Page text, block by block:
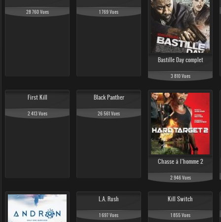
28 760 Vues 1 769 Vues
Bastille Day complet
3 810 Vues
First Kill
2 413 Vues
Black Panther
26 561 Vues
Chasse à l’homme 2
2 946 Vues
L.A. Rush
1 697 Vues
Kill Switch
1 855 Vues